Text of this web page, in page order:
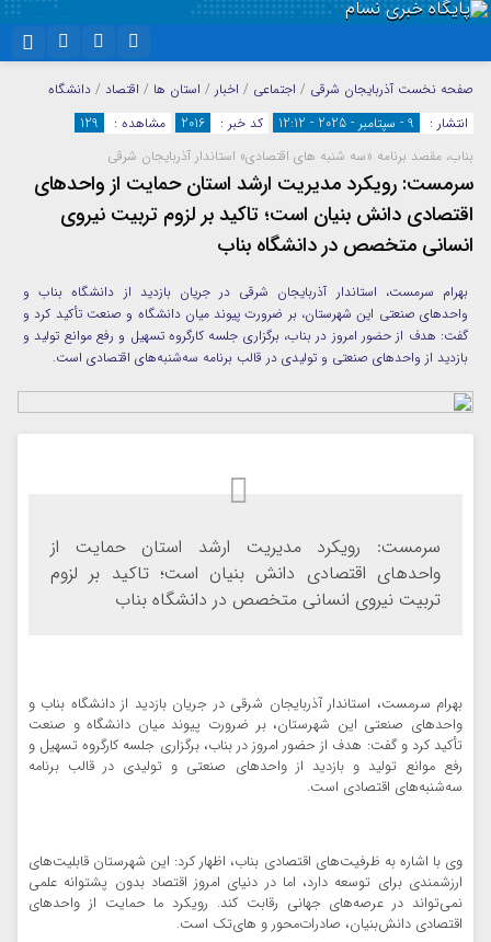
اینستاگرام
تلگرام
سروش
ایتا
واتساپ
نام کاربری یا نشانی ایمیل
رمز عبور
مرا به خاطر بسپار
صفحه نخست آذربایجان شرقی / اجتماعی / اخبار / استان ها / اقتصاد / دانشگاه
انتشار :
9 - سپتامبر - 2025 - 12:12 کد خبر : 2016 مشاهده :
129
بناب، مقصد برنامه «سه شنبه های اقتصادی» استاندار آذربایجان شرقی
سرمست: رویکرد مدیریت ارشد استان حمایت از واحد‌های
اقتصادی دانش بنیان است؛ تاکید بر لزوم تربیت نیروی
انسانی متخصص در دانشگاه بناب
بهرام سرمست، استاندار آذربایجان شرقی در جریان بازدید از دانشگاه بناب و
واحدهای صنعتی این شهرستان، بر ضرورت پیوند میان دانشگاه و صنعت تأکید کرد و
گفت: هدف از حضور امروز در بناب، برگزاری جلسه کارگروه تسهیل و رفع موانع تولید و
بازدید از واحدهای صنعتی و تولیدی در قالب برنامه سه‌شنبه‌های اقتصادی است.
سرمست: رویکرد مدیریت ارشد استان حمایت از
واحد‌های اقتصادی دانش بنیان است؛ تاکید بر لزوم
تربیت نیروی انسانی متخصص در دانشگاه بناب
بهرام سرمست، استاندار آذربایجان شرقی در جریان بازدید از دانشگاه بناب و
واحدهای صنعتی این شهرستان، بر ضرورت پیوند میان دانشگاه و صنعت
تأکید کرد و گفت: هدف از حضور امروز در بناب، برگزاری جلسه کارگروه تسهیل و
رفع موانع تولید و بازدید از واحدهای صنعتی و تولیدی در قالب برنامه
سه‌شنبه‌های اقتصادی است.
وی با اشاره به ظرفیت‌های اقتصادی بناب، اظهار کرد: این شهرستان قابلیت‌های
ارزشمندی برای توسعه دارد، اما در دنیای امروز اقتصاد بدون پشتوانه علمی
نمی‌تواند در عرصه‌های جهانی رقابت کند. رویکرد ما حمایت از واحدهای
اقتصادی دانش‌بنیان، صادرات‌محور و های‌تک است.